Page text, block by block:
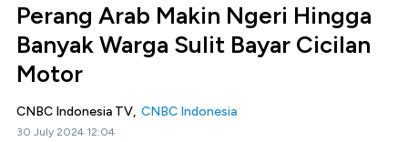
Perang Arab Makin Ngeri Hingga
Banyak Warga Sulit Bayar Cicilan
Motor
CNBC Indonesia TV, CNBC Indonesia
30 July 2024 12:04